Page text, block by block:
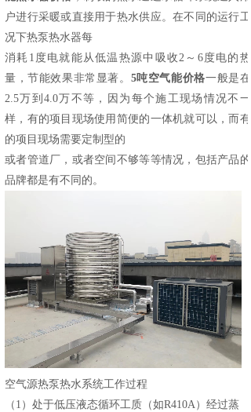
户进行采暖或直接用于热水供应。在不同的运行工
况下热泵热水器每
消耗1度电就能从低温热源中吸收2～6度电的热
量，节能效果非常显著。 5吨空气能价格一般是在
2.5万到4.0万不等，因为每个施工现场情况不一
样，有的项目现场使用简便的一体机就可以，而有
的项目现场需要定制型的
或者管道厂，或者空间不够等等情况 ，包括产品的
品牌都是有不同的。
空气源热泵热水系统工作过程
（ 1）处于低压液态循环工质（如R410A）经过蒸